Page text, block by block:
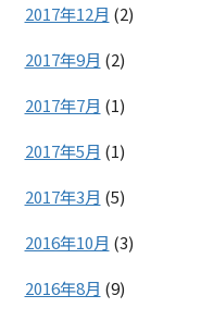
2017年12月 (2)
2017年9月 (2)
2017年7月 (1)
2017年5月 (1)
2017年3月 (5)
2016年10月 (3)
2016年8月 (9)